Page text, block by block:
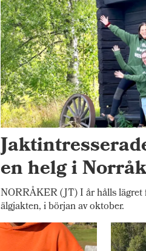
en helg i
NORRÅKER (JT) I år hålls
älgjakten, i början av oktober.